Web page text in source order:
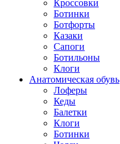
Кроссовки
Ботинки
Ботфорты
Казаки
Сапоги
Ботильоны
Клоги
Анатомическая обувь
Лоферы
Кеды
Балетки
Клоги
Ботинки